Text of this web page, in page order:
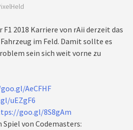
2018 Karriere von rAii derzeit das
im Feld. Damit sollte es
sein sich weit vorne zu
AeCFHF
uEZgF6
goo.gl/8S8gAm
Spiel von Codemasters: